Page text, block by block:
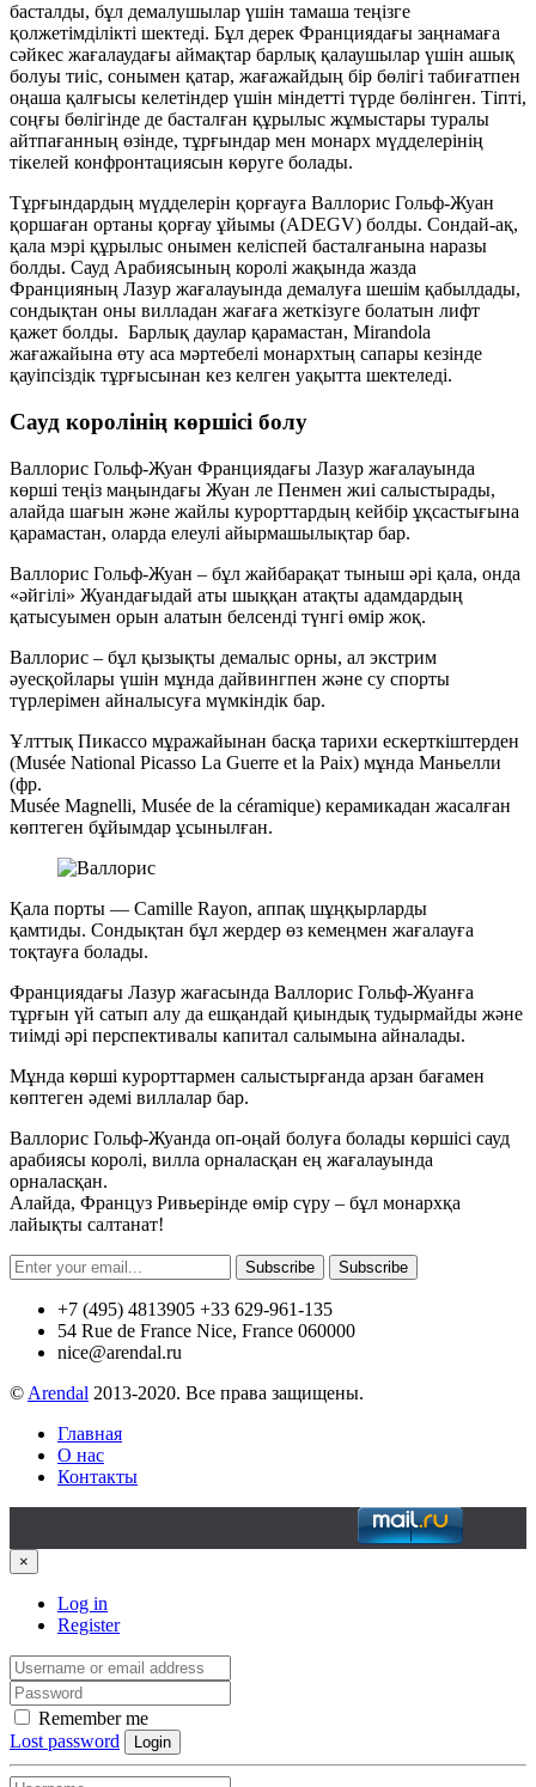
басталды, бұл демалушылар үшін тамаша теңізге
қолжетімділікті шектеді. Бұл дерек Франциядағы заңнамаға
сәйкес жағалаудағы аймақтар барлық қалаушылар үшін ашық
болуы тиіс, сонымен қатар, жағажайдың бір бөлігі табиғатпен
оңаша қалғысы келетіндер үшін міндетті түрде бөлінген. Тіпті,
соңғы бөлігінде де басталған құрылыс жұмыстары туралы
айтпағанның өзінде, тұрғындар мен монарх мүдделерінің
тікелей конфронтациясын көруге болады.
Тұрғындардың мүдделерін қорғауға Валлорис Гольф-Жуан
қоршаған ортаны қорғау ұйымы (АDEGV) болды. Сондай-ақ,
қала мэрі құрылыс онымен келіспей басталғанына наразы
болды. Сауд Арабиясының королі жақында жазда
Францияның Лазур жағалауында демалуға шешім қабылдады,
сондықтан оны вилладан жағаға жеткізуге болатын лифт
қажет болды. Барлық даулар қарамастан, Mirandola
жағажайына өту аса мәртебелі монархтың сапары кезінде
қауіпсіздік тұрғысынан кез келген уақытта шектеледі.
Сауд королінің көршісі болу
Валлорис Гольф-Жуан Франциядағы Лазур жағалауында
көрші теңіз маңындағы Жуан ле Пенмен жиі салыстырады,
алайда шағын және жайлы курорттардың кейбір ұқсастығына
қарамастан, оларда елеулі айырмашылықтар бар.
Валлорис Гольф-Жуан – бұл жайбарақат тыныш әрі қала, онда
«әйгілі» Жуандағыдай аты шыққан атақты адамдардың
қатысуымен орын алатын белсенді түнгі өмір жоқ.
Валлорис – бұл қызықты демалыс орны, ал экстрим
әуесқойлары үшін мұнда дайвингпен және су спорты
түрлерімен айналысуға мүмкіндік бар.
Ұлттық Пикассо мұражайынан басқа тарихи ескерткіштерден
(Musée National Picasso La Guerre et la Paix) мұнда Маньелли
(фр.
Musée Magnelli, Musée de la céramique) керамикадан жасалған
көптеген бұйымдар ұсынылған.
Қала порты — Camille Rayon, аппақ шұңқырларды
қамтиды. Сондықтан бұл жердер өз кемеңмен жағалауға
тоқтауға болады.
Франциядағы Лазур жағасында Валлорис Гольф-Жуанға
тұрғын үй сатып алу да ешқандай қиындық тудырмайды және
тиімді әрі перспективалы капитал салымына айналады.
Мұнда көрші курорттармен салыстырғанда арзан бағамен
көптеген әдемі виллалар бар.
Валлорис Гольф-Жуанда оп-оңай болуға болады көршісі сауд
арабиясы королі, вилла орналасқан ең жағалауында
орналасқан.
Алайда, Француз Ривьерінде өмір сүру – бұл монархқа
лайықты салтанат!
Subscribe Subscribe
+7 (495) 4813905 +33 629-961-135
54 Rue de France Nice, France 060000
nice@arendal.ru
© Arendal 2013-2020. Все права защищены.
Главная
О нас
Контакты
×
Log in
Register
Remember me
Lost password
Login